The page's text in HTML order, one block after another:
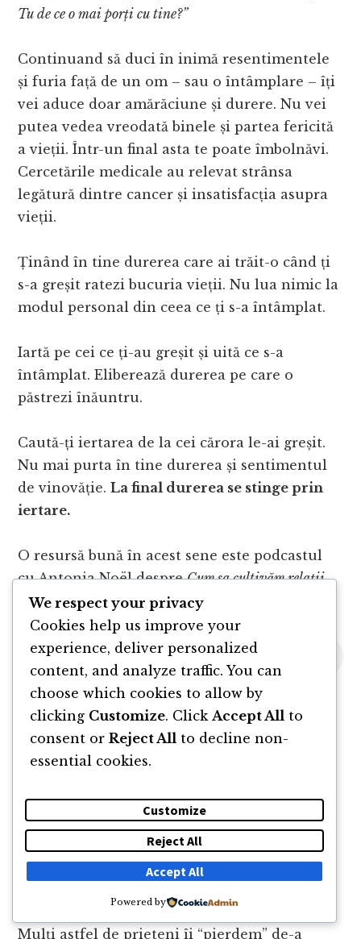
Tu de ce o mai porți cu tine?”
Continuand să duci în inimă resentimentele
și furia față de un om – sau o întâmplare – îți
vei aduce doar amărăciune și durere. Nu vei
putea vedea vreodată binele și partea fericită
a vieții. Într-un final asta te poate îmbolnăvi.
Cercetările medicale au relevat strânsa
legătură dintre cancer și insatisfacția asupra
vieții.
Ținând în tine durerea care ai trăit-o când ți
s-a greșit ratezi bucuria vieții. Nu lua nimic la
modul personal din ceea ce ți s-a întâmplat.
Iartă pe cei ce ți-au greșit și uită ce s-a
întâmplat. Eliberează durerea pe care o
păstrezi înăuntru.
Caută-ți iertarea de la cei cărora le-ai greșit.
Nu mai purta în tine durerea și sentimentul
de vinovăție.La final durerea se stinge prin
iertare.
O resursă bună în acest sene este podcastul
cu Antonia Noël despreCum sa cultivăm relații
împlinite:
8. Nu am păstrat legătura cu
prietenii
De curând am avut plăcerea să întâlnesc un
fost coleg de școală. Nu ne mai văzusem de 16
ani și ne-am întâlnit întâmplător pe stradă. A
fost o plăcere să stăm din nou de vorbă după
Mulți astfel de prieteni îi “pierdem” de-a
We respect your privacy
Cookies help us improve your
experience, deliver personalized
content, and analyze traffic. You can
choose which cookies to allow by
clicking Customize. Click Accept All to
consent or Reject All to decline non-
essential cookies.
Customize
Reject All
Accept All
Powered by